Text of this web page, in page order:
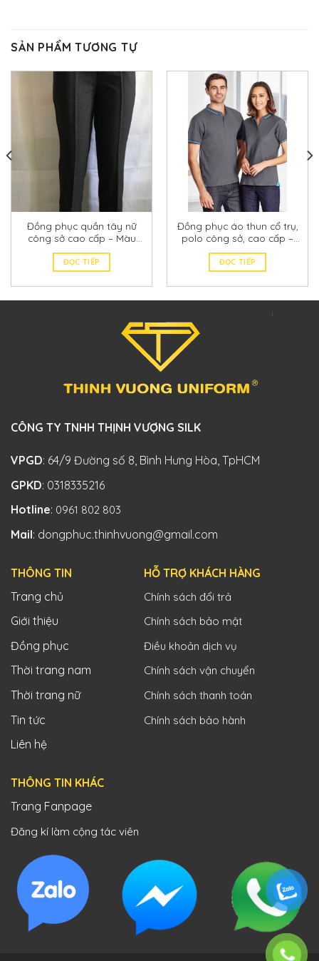
SẢN PHẨM TƯƠNG TỰ
Đồng phục quần tây nữ
công sở cao cấp – Màu
đen
ĐỌC TIẾP
Đồng phục áo thun cổ trụ,
polo công sở, cao cấp –
Vải thun, cá sấu 100%
cotton
ĐỌC TIẾP
CÔNG TY TNHH THỊNH VƯỢNG SILK
VPGD: 64/9 Đường số 8, Bình Hưng Hòa, TpHCM
GPKD: 0318335216
Hotline: 0961 802 803
Mail: dongphuc.thinhvuong@gmail.com
THÔNG TIN
Trang chủ
Giới thiệu
Đồng phục
Thời trang nam
Thời trang nữ
Tin tức
Liên hệ
HỖ TRỢ KHÁCH HÀNG
Chính sách đổi trả
Chính sách bảo mật
Điều khoản dịch vụ
Chính sách vận chuyển
Chính sách thanh toán
Chính sách bảo hành
THÔNG TIN KHÁC
Trang Fanpage
Đăng kí làm cộng tác viên